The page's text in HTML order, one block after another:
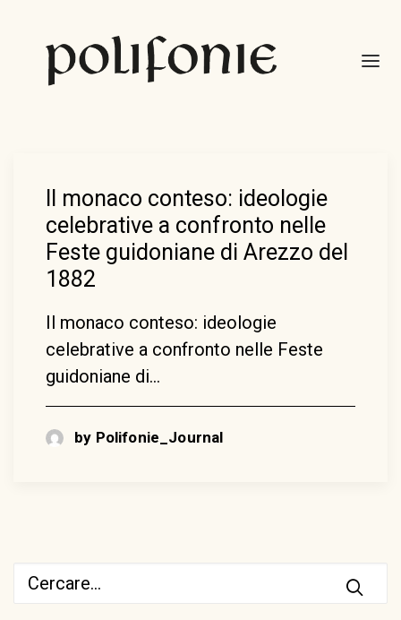
Il monaco conteso: ideologie
celebrative a confronto nelle
Feste guidoniane di Arezzo del
1882
Il monaco conteso: ideologie
celebrative a confronto nelle Feste
guidoniane di…
by Polifonie_Journal